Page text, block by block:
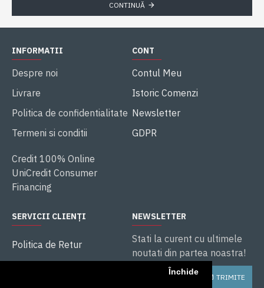
Închide
CONTINUĂ
INFORMATII
Despre noi
Livrare
Politica de confidentialitate
Termeni si conditii
Credit 100% Online
UniCredit Consumer
Financing
CONT
Contul Meu
Istoric Comenzi
Newsletter
GDPR
SERVICII CLIENȚI
Politica de Retur
ANPC
NEWSLETTER
Stati la curent cu ultimele
noutati din partea noastra!
TRIMITE